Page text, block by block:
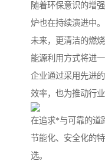
随着环保意识的增
炉也在持续演进中。
未来，更清洁的燃
能源利用方式将进
企业通过采用先进
效率，也为推动行
在追求*与可靠的道
节能化、安全化的
选。